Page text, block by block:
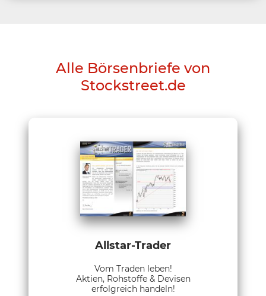
Alle Börsenbriefe von
Stockstreet.de
Allstar-Trader
Vom Traden leben!
Aktien, Rohstoffe & Devisen
erfolgreich handeln!